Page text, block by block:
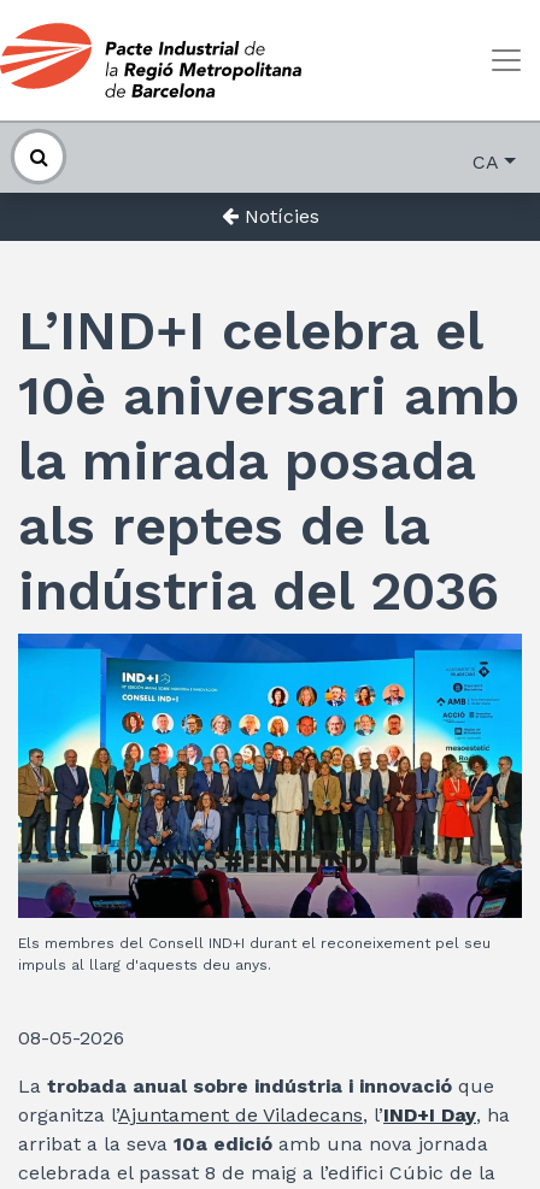
CA
Notícies
L’IND+I celebra el
10è aniversari amb
la mirada posada
als reptes de la
indústria del 2036
Els membres del Consell IND+I durant el reconeixement pel seu
impuls al llarg d'aquests deu anys.
08-05-2026
La trobada anual sobre indústria i innovació que
organitza l’Ajuntament de Viladecans, l’IND+I Day, ha
arribat a la seva 10a edició amb una nova jornada
celebrada el passat 8 de maig a l’edifici Cúbic de la